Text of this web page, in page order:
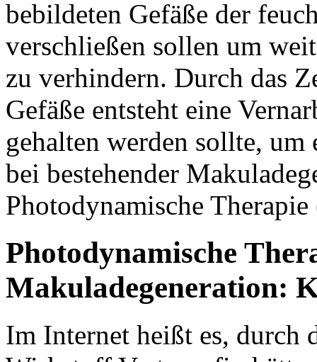
bebildeten Gefäße der
verschließen sollen um
zu verhindern. Durch das
Gefäße entsteht eine
gehalten werden sollte,
bei bestehender
Photodynamische
Photodynamische
Makuladegeneration:
Im Internet heißt es, durch